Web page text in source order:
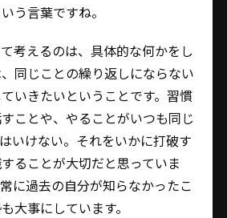
う言葉ですね。
考えるのは、具体的な何かをし
同じことの繰り返しにならない
いきたいということです。習慣
ことや、やることがいつも同じ
いけない。それをいかに打破す
ることが大切だと思っていま
に過去の自分が知らなかったこ
大事にしています。